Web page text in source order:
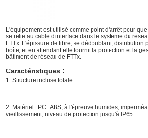
L'équipement est utilisé comme point d'arrêt pour
se relie au câble d'interface dans le système du
FTTx. L'épissure de fibre, se dédoublant, distribution
boîte, et en attendant elle fournit la protection et la
bâtiment de réseau de FTTx.
Caractéristiques :
1. Structure incluse totale.
2. Matériel : PC+ABS, à l'épreuve humides,
vieillissement, niveau de protection jusqu'à IP65.